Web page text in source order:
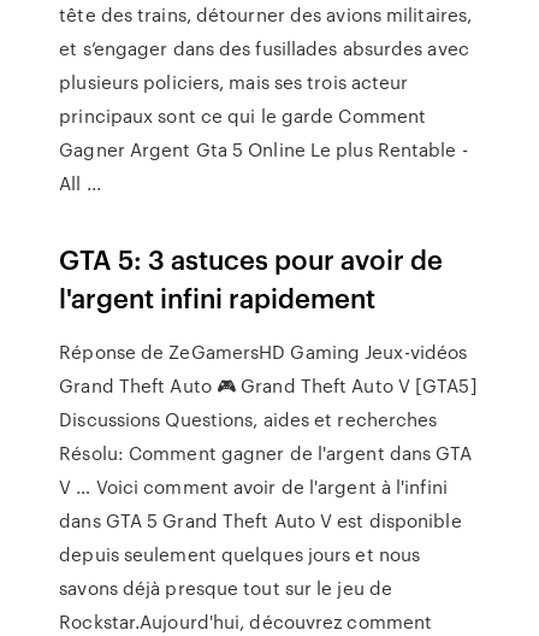
tête des trains, détourner des avions militaires,
et s’engager dans des fusillades absurdes avec
plusieurs policiers, mais ses trois acteur
principaux sont ce qui le garde Comment
Gagner Argent Gta 5 Online Le plus Rentable -
All ...
GTA 5: 3 astuces pour avoir de
l'argent infini rapidement
Réponse de ZeGamersHD Gaming Jeux-vidéos
Grand Theft Auto 🎮 Grand Theft Auto V [GTA5]
Discussions Questions, aides et recherches
Résolu: Comment gagner de l'argent dans GTA
V … Voici comment avoir de l'argent à l'infini
dans GTA 5 Grand Theft Auto V est disponible
depuis seulement quelques jours et nous
savons déjà presque tout sur le jeu de
Rockstar.Aujourd'hui, découvrez comment